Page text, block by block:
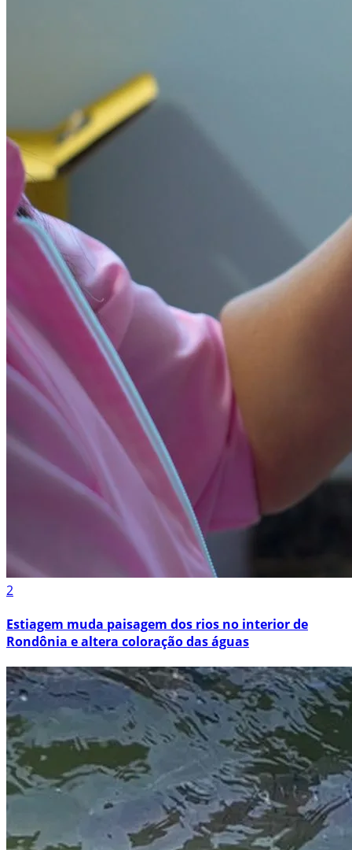
2
Estiagem muda paisagem dos rios no interior de
Rondônia e altera coloração das águas